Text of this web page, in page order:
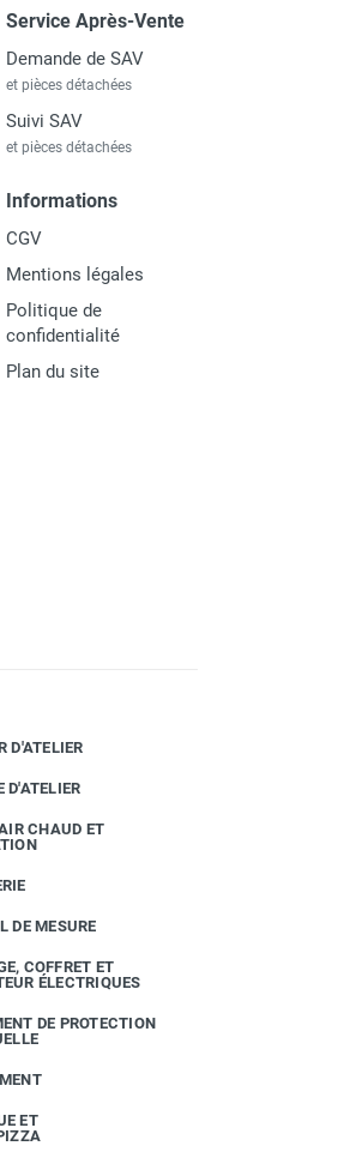
Service Après-Vente
Demande de SAV
et pièces détachées
Suivi SAV
et pièces détachées
Informations
CGV
Mentions légales
Politique de
confidentialité
Plan du site
D'ATELIER
D'ATELIER
CHAUD ET
DE MESURE
COFFRET ET
ÉLECTRIQUES
DE PROTECTION
ET